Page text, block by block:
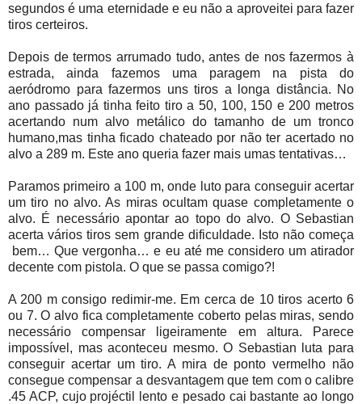
segundos é uma eternidade e eu não a aproveitei para fazer
tiros certeiros.
Depois de termos arrumado tudo, antes de nos fazermos à
estrada, ainda fazemos uma paragem na pista do
aeródromo para fazermos uns tiros a longa distância. No
ano passado já tinha feito tiro a 50, 100, 150 e 200 metros
acertando num alvo metálico do tamanho de um tronco
humano,mas tinha ficado chateado por não ter acertado no
alvo a 289 m. Este ano queria fazer mais umas tentativas…
Paramos primeiro a 100 m, onde luto para conseguir acertar
um tiro no alvo. As miras ocultam quase completamente o
alvo. É necessário apontar ao topo do alvo. O Sebastian
acerta vários tiros sem grande dificuldade. Isto não começa
bem… Que vergonha… e eu até me considero um atirador
decente com pistola. O que se passa comigo?!
A 200 m consigo redimir-me. Em cerca de 10 tiros acerto 6
ou 7. O alvo fica completamente coberto pelas miras, sendo
necessário compensar ligeiramente em altura. Parece
impossível, mas aconteceu mesmo. O Sebastian luta para
conseguir acertar um tiro. A mira de ponto vermelho não
consegue compensar a desvantagem que tem com o calibre
.45 ACP, cujo projéctil lento e pesado cai bastante ao longo